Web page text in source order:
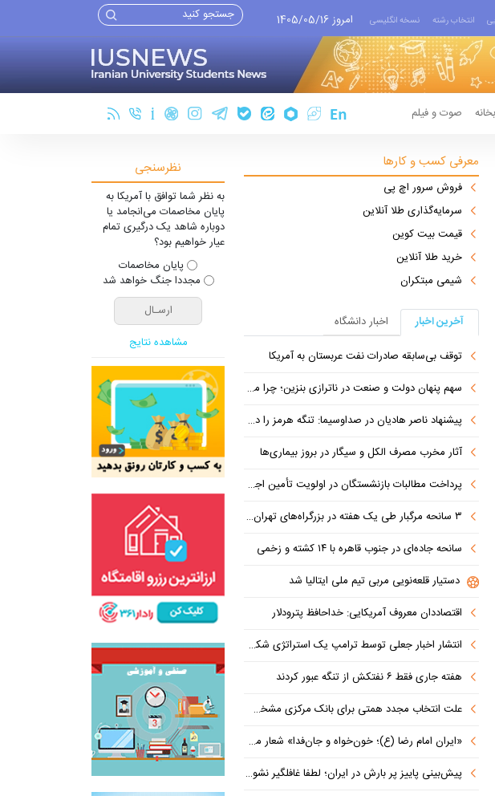
انتخاب رشته نسخه انگلیسی امروز 1405/05/16
صوت و فیلم
معرفی کسب و کارها
فروش سرور اچ پی
سرمایه‌گذاری طلا آنلاین
قیمت بیت کوین
خرید طلا آنلاین
شیمی مبتکران
آخرین اخبار
اخبار دانشگاه
توقف بی‌سابقه صادرات نفت عربستان به آمریکا
سهم پنهان دولت و صنعت در ناترازی بنزین؛ چرا مردم مقصر اصلی نیستند؟
پیشنهاد ناصر هادیان در صداوسیما: تنگه هرمز را در ازای رفع تحریم معامله کنیم
آثار مخرب مصرف الکل و سیگار در بروز بیماری‌ها
پرداخت مطالبات بازنشستگان در اولویت تأمین اجتماعی؛ پیگیری برای تأمین منابع ادامه دارد
۳ سانحه مرگبار طی یک هفته در بزرگراه‌های تهران؛ هشدار دوباره به رانندگان و عابران
سانحه جاده‌ای در جنوب قاهره با ۱۴ کشته و زخمی
دستیار قلعه‌نویی مربی تیم ملی ایتالیا شد
اقتصاددان معروف آمریکایی: خداحافظ پترودلار
انتشار اخبار جعلی توسط ترامپ یک استراتژی شکست خورده است
هفته جاری فقط ۶ نفتکش از تنگه عبور کردند
علت انتخاب مجدد همتی برای بانک مرکزی مشخص شد: پزشکیان هنوز هم متوجه نشده است چرا همتی استیضاح شد!
«ایران امام رضا (ع)؛ خون‌خواه و جان‌فدا» شعار محوری دهه پایانی صفر شد
پیش‌بینی پاییز پر بارش در ایران؛ لطفا غافلگیر نشوید
نظرسنجی
به نظر شما توافق با آمریکا به
پایان مخاصمات می‌انجامد یا
دوباره شاهد یک درگیری تمام
عیار خواهیم بود؟
پایان مخاصمات
مجددا جنگ خواهد شد
مشاهده نتایج